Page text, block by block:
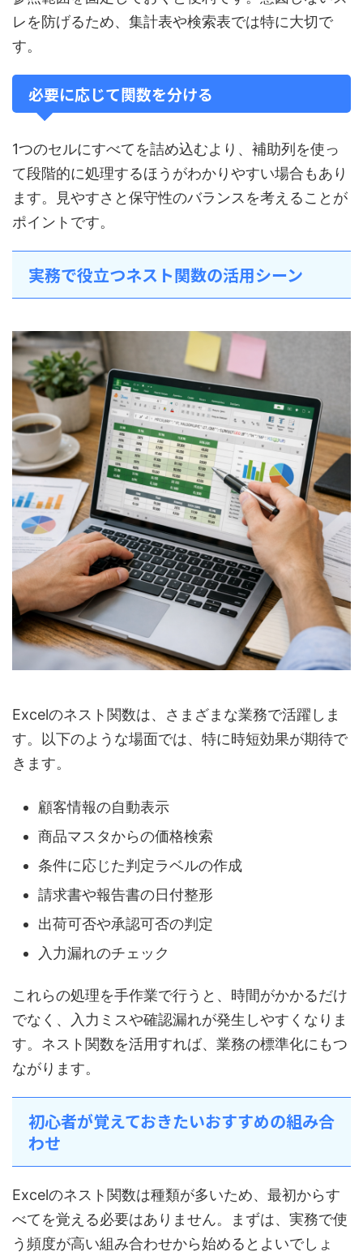
レを防げるため、集計表や検索表では特に大切で
す。
必要に応じて関数を分ける
1つのセルにすべてを詰め込むより、補助列を使っ
て段階的に処理するほうがわかりやすい場合もあり
ます。見やすさと保守性のバランスを考えることが
ポイントです。
実務で役立つネスト関数の活用シーン
Excelのネスト関数は、さまざまな業務で活躍しま
す。以下のような場面では、特に時短効果が期待で
きます。
顧客情報の自動表示
商品マスタからの価格検索
条件に応じた判定ラベルの作成
請求書や報告書の日付整形
出荷可否や承認可否の判定
入力漏れのチェック
これらの処理を手作業で行うと、時間がかかるだけ
でなく、入力ミスや確認漏れが発生しやすくなりま
す。ネスト関数を活用すれば、業務の標準化にもつ
ながります。
初心者が覚えておきたいおすすめの組み合
わせ
Excelのネスト関数は種類が多いため、最初からす
べてを覚える必要はありません。まずは、実務で使
う頻度が高い組み合わせから始めるとよいでしょ